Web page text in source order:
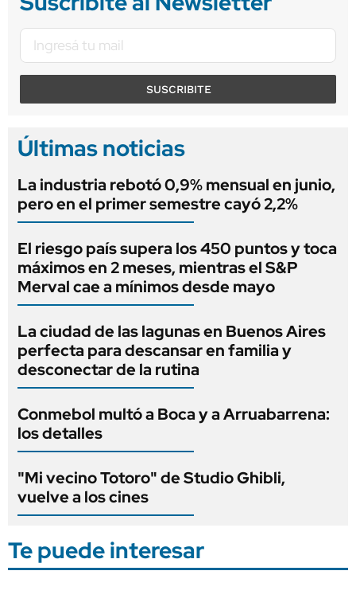
SUSCRIBITE
Últimas noticias
La industria rebotó 0,9% mensual en junio,
pero en el primer semestre cayó 2,2%
El riesgo país supera los 450 puntos y toca
máximos en 2 meses, mientras el S&P
Merval cae a mínimos desde mayo
La ciudad de las lagunas en Buenos Aires
perfecta para descansar en familia y
desconectar de la rutina
Conmebol multó a Boca y a Arruabarrena:
los detalles
"Mi vecino Totoro" de Studio Ghibli,
vuelve a los cines
Te puede interesar